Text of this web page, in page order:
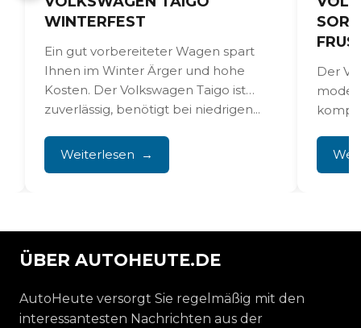
WINTERFEST
Ein gut vorbereiteter Wagen spart
Ihnen im Winter Ärger und hohe
Kosten. Der Volkswagen Taigo ist
zuverlässig, benötigt bei niedrigen...
Weiterlesen
Der
ÜBER AUTOHEUTE.DE
AutoHeute versorgt Sie regelmäßig mit den
interessantesten Nachrichten aus der